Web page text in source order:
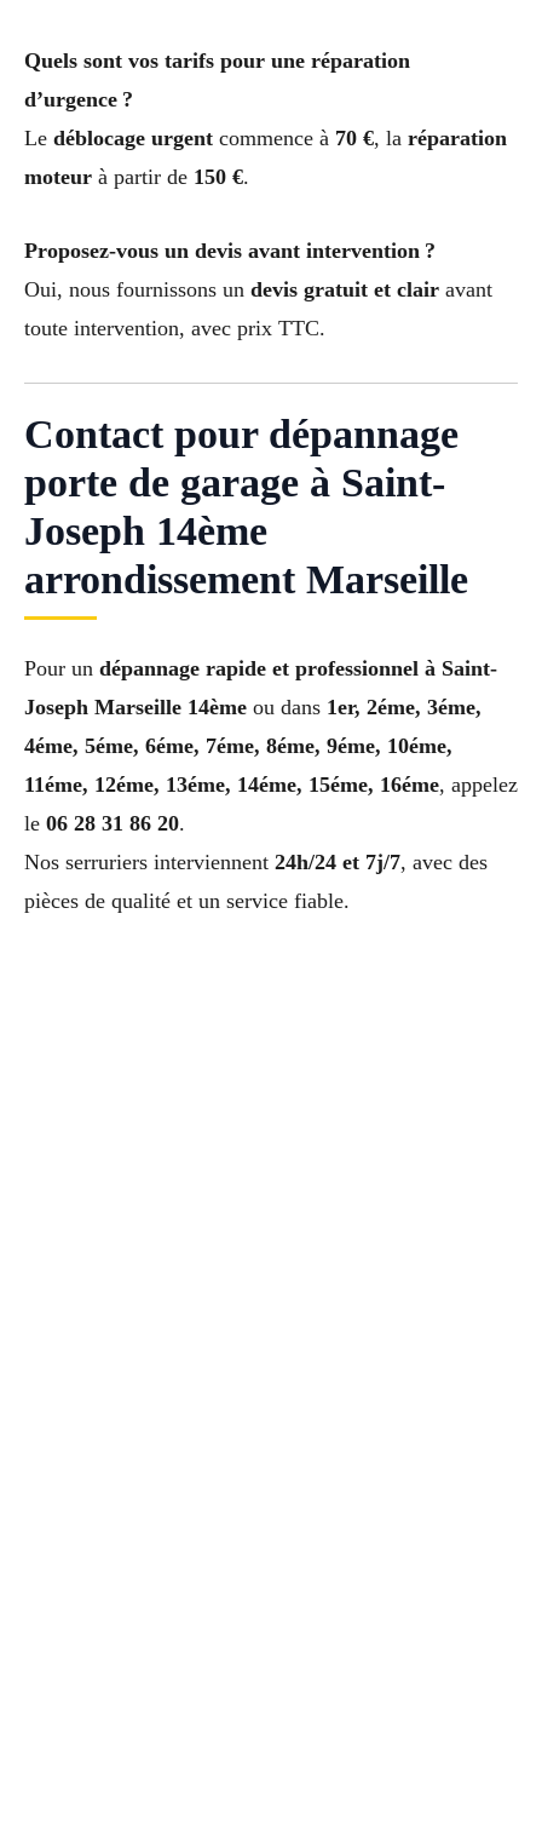
Quels sont vos tarifs pour une réparation
d’urgence ?
Le déblocage urgent commence à 70 €, la réparation
moteur à partir de 150 €.
Proposez-vous un devis avant intervention ?
Oui, nous fournissons un devis gratuit et clair avant
toute intervention, avec prix TTC.
Contact pour dépannage
porte de garage à Saint-
Joseph 14ème
arrondissement Marseille
Pour un dépannage rapide et professionnel à Saint-
Joseph Marseille 14ème ou dans 1er, 2éme, 3éme,
4éme, 5éme, 6éme, 7éme, 8éme, 9éme, 10éme,
11éme, 12éme, 13éme, 14éme, 15éme, 16éme, appelez
le 06 28 31 86 20.
Nos serruriers interviennent 24h/24 et 7j/7, avec des
pièces de qualité et un service fiable.